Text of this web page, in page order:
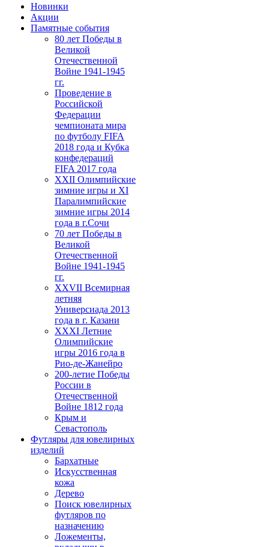
Новинки
Акции
Памятные события
80 лет Победы в
Великой
Отечественной
Войне 1941-1945
гг.
Проведение в
Российской
Федерации
чемпионата мира
по футболу FIFA
2018 года и Кубка
конфедераций
FIFA 2017 года
XXII Олимпийские
зимние игры и XI
Паралимпийские
зимние игры 2014
года в г.Сочи
70 лет Победы в
Великой
Отечественной
Войне 1941-1945
гг.
XXVII Всемирная
летняя
Универсиада 2013
года в г. Казани
XXXI Летние
Олимпийские
игры 2016 года в
Рио-де-Жанейро
200-летие Победы
России в
Отечественной
Войне 1812 года
Крым и
Севастополь
Футляры для ювелирных
изделий
Бархатные
Искусственная
кожа
Дерево
Поиск ювелирных
футляров по
назначению
Ложементы,